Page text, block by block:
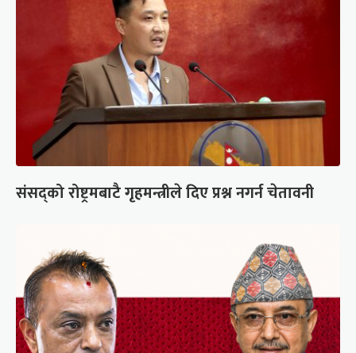
संसद्को रोष्ट्रमबाटै गृहमन्त्रीले दिए प्रश्न नगर्न चेतावनी